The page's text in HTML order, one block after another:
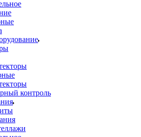
контроль